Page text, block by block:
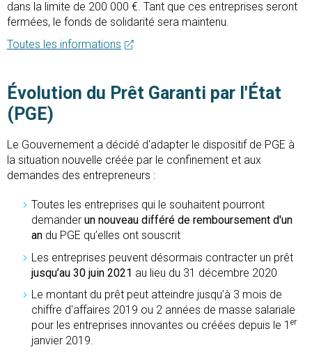
dans la limite de 200 000 €. Tant que ces entreprises seront
fermées, le fonds de solidarité sera maintenu.
Toutes les informations
Évolution du Prêt Garanti par l'État
(PGE)
Le Gouvernement a décidé d'adapter le dispositif de PGE à
la situation nouvelle créée par le confinement et aux
demandes des entrepreneurs :
Toutes les entreprises qui le souhaitent pourront
demander un nouveau différé de remboursement d'un
an du PGE qu’elles ont souscrit
Les entreprises peuvent désormais contracter un prêt
jusqu’au 30 juin 2021 au lieu du 31 décembre 2020
Le montant du prêt peut atteindre jusqu’à 3 mois de
chiffre d'affaires 2019 ou 2 années de masse salariale
pour les entreprises innovantes ou créées depuis le 1 er
janvier 2019.